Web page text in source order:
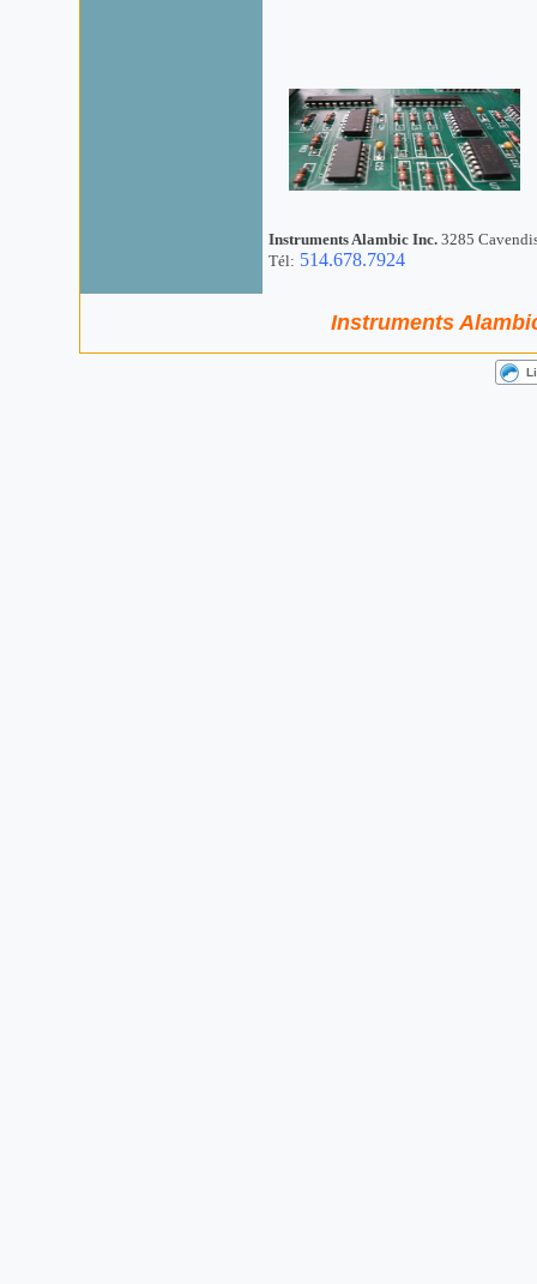
Instruments Alambic Inc. 3285
Tél: 514.678.7924
Instruments